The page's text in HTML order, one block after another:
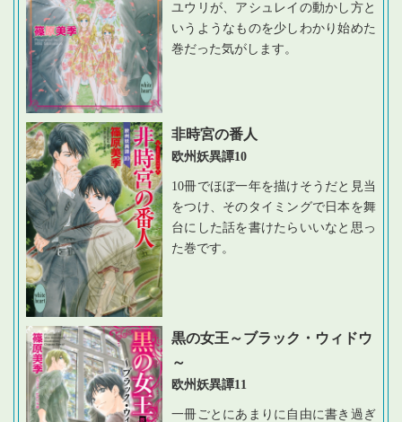
ユウリが、アシュレイの動かし方と
いうようなものを少しわかり始めた
巻だった気がします。
非時宮の番人
欧州妖異譚10
10冊でほぼ一年を描けそうだと見当
をつけ、そのタイミングで日本を舞
台にした話を書けたらいいなと思っ
た巻です。
黒の女王～ブラック・ウィドウ
～
欧州妖異譚11
一冊ごとにあまりに自由に書き過ぎ